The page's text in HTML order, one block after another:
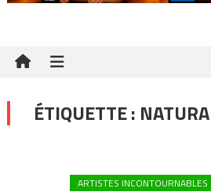
ÉTIQUETTE :
ARTISTES INCONTOURNABLES